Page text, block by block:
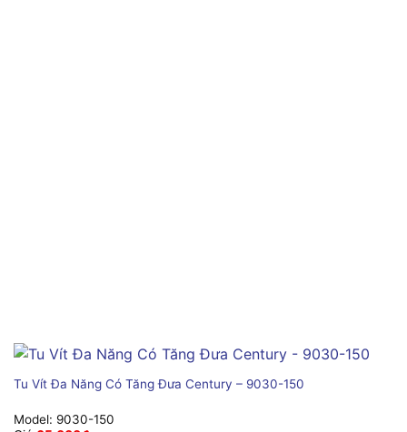
Tu Vít Đa Năng Có Tăng Đưa Century – 9030-150
Model: 9030-150